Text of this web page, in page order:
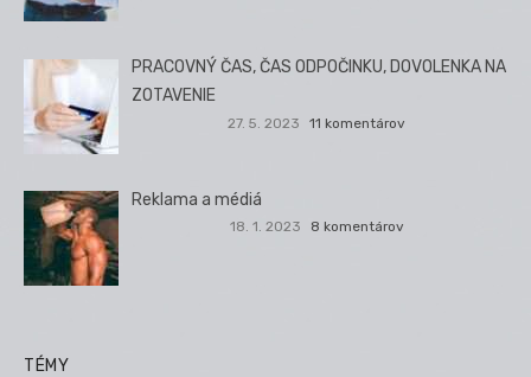
PRACOVNÝ ČAS, ČAS ODPOČINKU, DOVOLENKA NA
ZOTAVENIE
27. 5. 2023 11 komentárov
Reklama a médiá
18. 1. 2023 8 komentárov
TÉMY